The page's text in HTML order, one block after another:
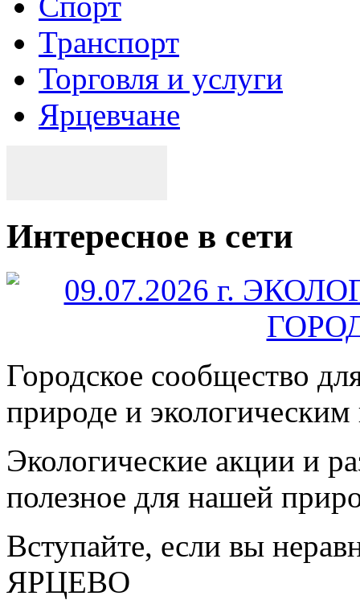
Транспорт
Торговля и услуги
Ярцевчане
Интересное в сети
Городское сообщество
природе и
Экологические акции и
полезное для нашей
Вступайте, если вы
ЯРЦЕВО